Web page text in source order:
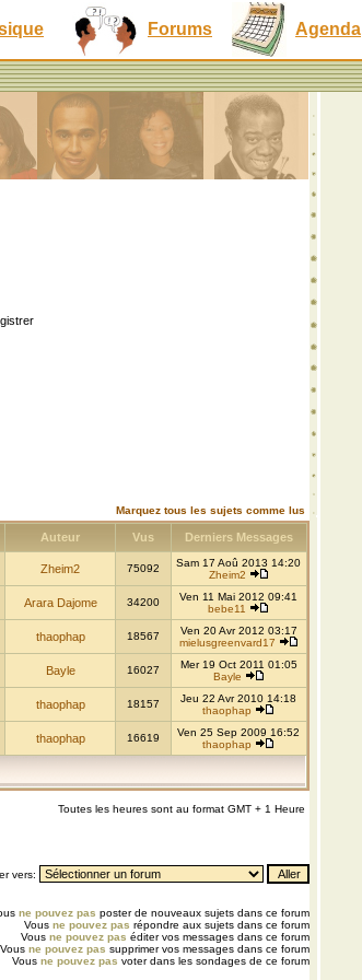
Forums Agenda
Marquez tous les sujets comme lus
Auteur Vus Derniers Messages
Zheim2 75092
Sam 17 Aoû 2013 14:20
Zheim2
Arara Dajome 34200
Ven 11 Mai 2012 09:41
bebe11
thaophap 18567
Ven 20 Avr 2012 03:17
mielusgreenvard17
Bayle 16027
Mer 19 Oct 2011 01:05
Bayle
thaophap 18157
Jeu 22 Avr 2010 14:18
thaophap
thaophap 16619
Ven 25 Sep 2009 16:52
thaophap
Toutes les heures sont au format GMT + 1 Heure
vers:
ne pouvez pas poster de nouveaux sujets dans ce forum
Vous ne pouvez pas répondre aux sujets dans ce forum
Vous ne pouvez pas éditer vos messages dans ce forum
Vous ne pouvez pas supprimer vos messages dans ce forum
Vous ne pouvez pas voter dans les sondages de ce forum